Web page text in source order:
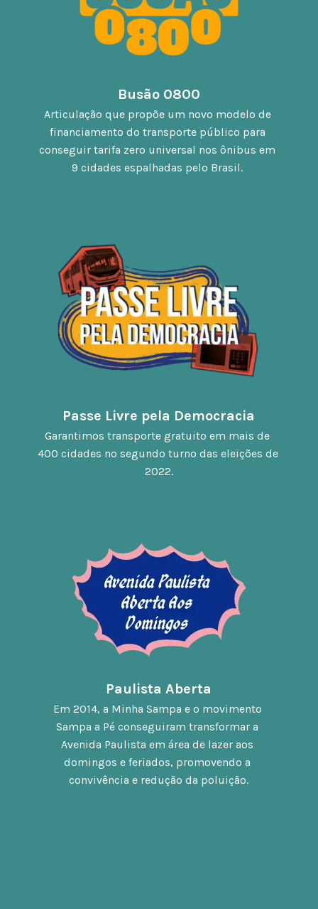
Busão 0800
Articulação que propõe um novo modelo de
financiamento do transporte público para
conseguir tarifa zero universal nos ônibus em
9 cidades espalhadas pelo Brasil.
Passe Livre pela Democracia
Garantimos transporte gratuito em mais de
400 cidades no segundo turno das eleições de
2022.
Paulista Aberta
Em 2014, a Minha Sampa e o movimento
Sampa a Pé conseguiram transformar a
Avenida Paulista em área de lazer aos
domingos e feriados, promovendo a
convivência e redução da poluição.